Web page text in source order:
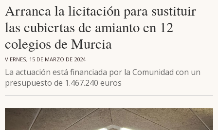
Arranca la licitación para sustituir
las cubiertas de amianto en 12
colegios de Murcia
VIERNES, 15 DE MARZO DE 2024
La actuación está financiada por la Comunidad con un
presupuesto de 1.467.240 euros